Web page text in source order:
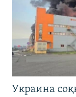
Украина